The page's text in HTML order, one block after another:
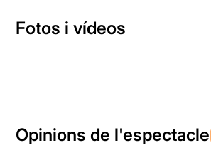
Fotos i vídeos
Opinions de l'espectacle